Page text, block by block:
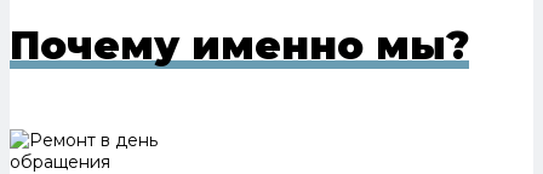
Почему именно мы?